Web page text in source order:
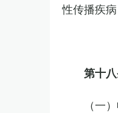
性传播疾病
第十
（一